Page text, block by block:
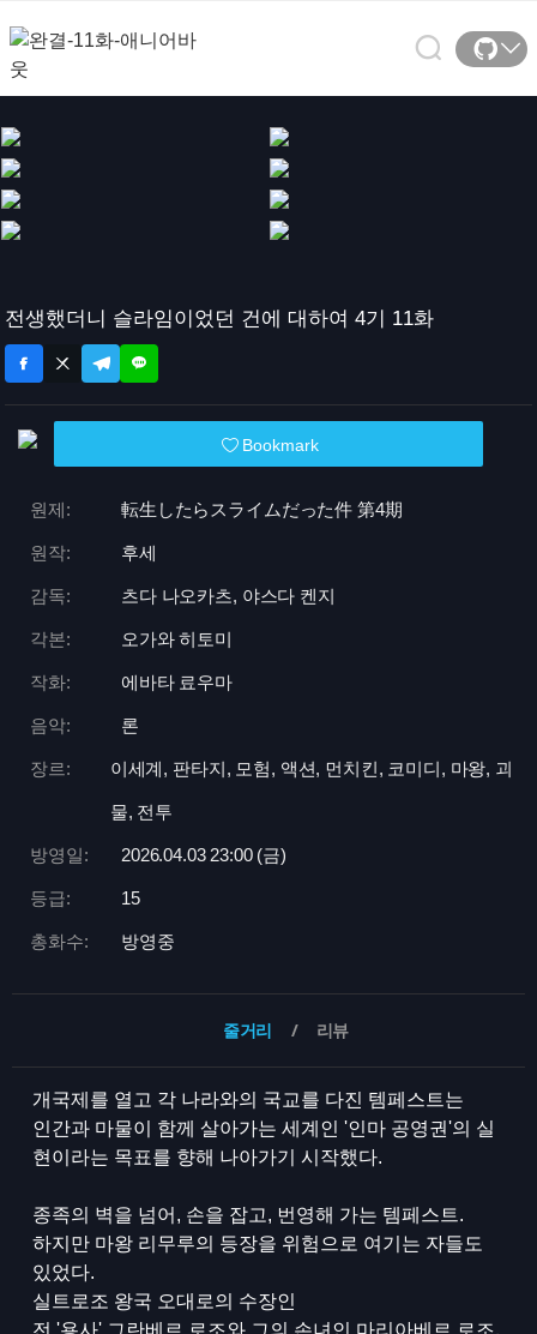
전생했더니 슬라임이었던 건에 대하여 4기 11화
Bookmark
원제: 転生したらスライムだった件 第4期
원작: 후세
감독: 츠다 나오카츠, 야스다 켄지
각본: 오가와 히토미
작화: 에바타 료우마
음악: 론
장르: 이세계, 판타지, 모험, 액션, 먼치킨, 코미디, 마왕, 괴
물, 전투
방영일: 2026.04.03 23:00 (금)
등급: 15
총화수: 방영중
줄거리 리뷰
개국제를 열고 각 나라와의 국교를 다진 템페스트는
인간과 마물이 함께 살아가는 세계인 '인마 공영권'의 실
현이라는 목표를 향해 나아가기 시작했다.
종족의 벽을 넘어, 손을 잡고, 번영해 가는 템페스트.
하지만 마왕 리무루의 등장을 위험으로 여기는 자들도
있었다.
실트로조 왕국 오대로의 수장인
전 '용사' 그란베르 로조와 그의 손녀인 마리아베르 로조.